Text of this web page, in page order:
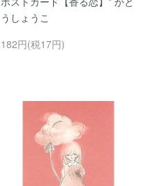
うしょうこ
182円(税17円)